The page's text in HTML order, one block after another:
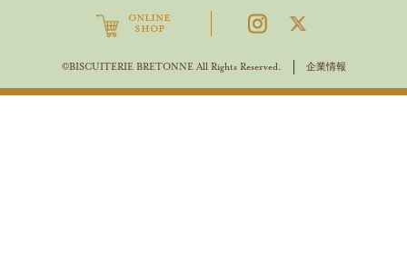
ONLINE
SHOP
©BISCUITERIE BRETONNE All Rights Reserved. 企業情報